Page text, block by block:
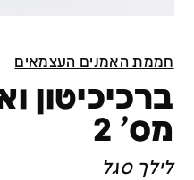
חממת האמנים העצמאים
ברכיכיטון
מס' 2
לילך סגל